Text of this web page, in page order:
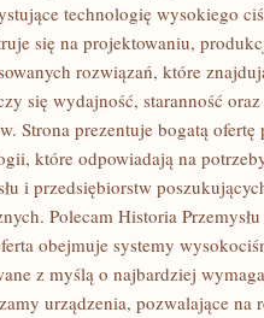
technologię wysokiego
się na projektowaniu,
rozwiązań, które
się wydajność, staranność
Strona prezentuje bogatą ofertę
które odpowiadają na
i przedsiębiorstw
Polecam Historia
obejmuje systemy
z myślą o najbardziej
urządzenia, pozwalające na